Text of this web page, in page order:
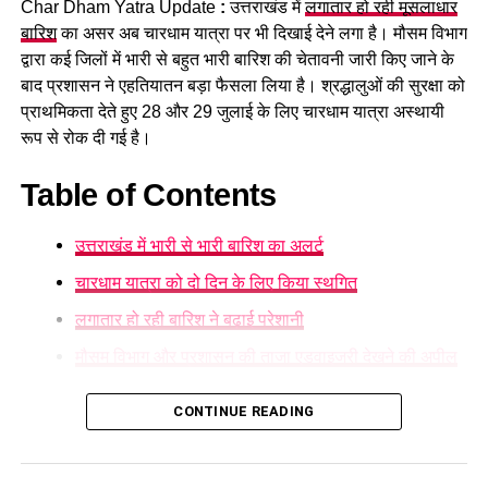
SENIOR POLICE OFFICERS ARE ALSO ENGAGED IN TAKING
STOCK OF THE SITUATION AFTER REACHING THE SPOT.
THE INJURED POLICE PERSONNEL WERE IMMEDIATELY
ADMITTED TO THE HOSPITAL.
THE WORKERS THREW STONES AT THE POLICE ITSELF.
WHEN THE POLICE PREVENTED THEM FROM GOING TO THE
COUNTING COMPLEX
पांच आरोपी गिरफ्तार।
नशे के विरुद्ध चलाए जा रहे अभियान के तहत पुलिस ने चरस व शराब
के साथ दो अभियुक्तों को किया गिरफ्तार।
सुरक्षित घाटों पर ही स्नान करें और चेतावनी वाले स्थानों पर जाने से बचें।
Char Dham Yatra Update : उत्तराखंड मेंलगातार हो रही मूसलाधार
बारिशका असर अब चारधाम यात्रा पर भी दिखाई देने लगा है। मौसम विभाग
द्वारा कई जिलों में भारी से बहुत भारी बारिश की चेतावनी जारी किए जाने के
बाद प्रशासन ने एहतियातन बड़ा फैसला लिया है। श्रद्धालुओं की सुरक्षा को
प्राथमिकता देते हुए 28 और 29 जुलाई के लिए चारधाम यात्रा अस्थायी
रूप से रोक दी गई है।
Table of Contents
उत्तराखंड में भारी से भारी बारिश का अलर्ट
चारधाम यात्रा को दो दिन के लिए किया स्थगित
लगातार हो रही बारिश ने बढ़ाई परेशानी
उत्तराखंड में भारी से भारी बारिश का अलर्ट
CONTINUE READING